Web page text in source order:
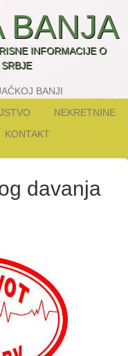
BANJA
INFORMACIJE O
BANJI
NEKRETNINE
KONTAKT
davanja